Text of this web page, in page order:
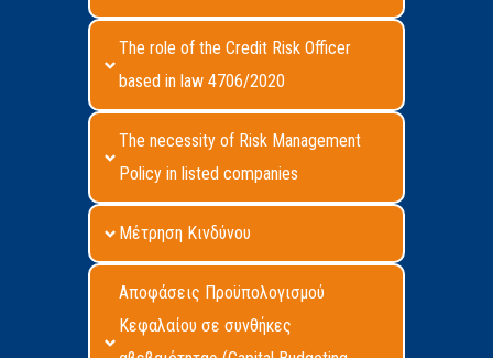
The role of the Credit Risk Officer
based in law 4706/2020
The necessity of Risk Management
Policy in listed companies
Μέτρηση Κινδύνου
Αποφάσεις Προϋπολογισμού
Κεφαλαίου σε συνθήκες